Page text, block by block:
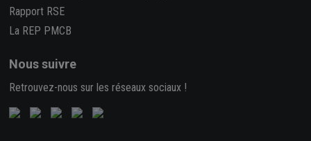
Rapport RSE
La REP PMCB
Nous suivre
Retrouvez-nous sur les réseaux sociaux !